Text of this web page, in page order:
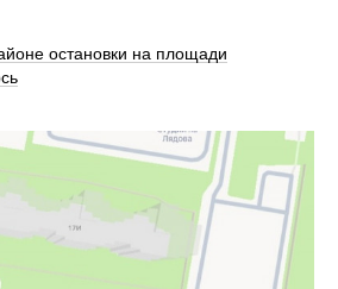
остановки на площади